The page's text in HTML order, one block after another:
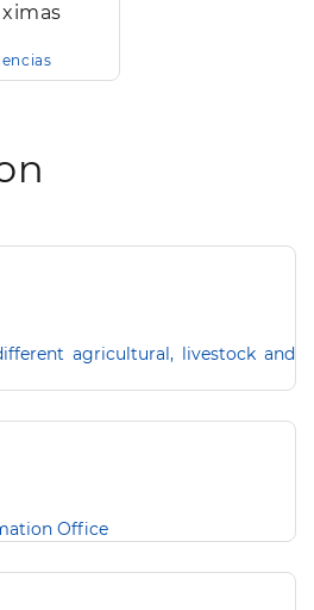
agricultural, livestock and
Office